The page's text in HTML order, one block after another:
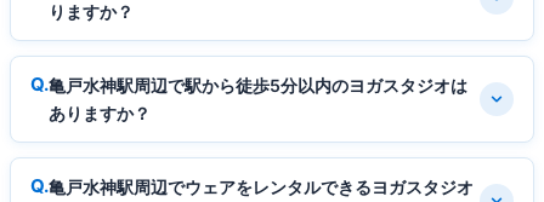
りますか？
亀戸水神駅周辺で駅から徒歩5分以内のヨガスタジオは
ありますか？
亀戸水神駅周辺でウェアをレンタルできるヨガスタジオ